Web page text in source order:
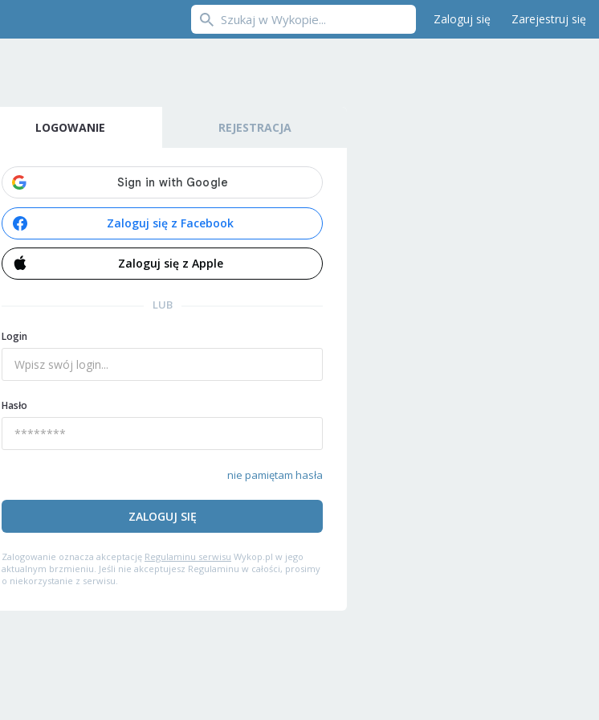
Zaloguj się Zarejestruj się
LOGOWANIE REJESTRACJA
Zaloguj się z Facebook
Zaloguj się z Apple
LUB
Login
Hasło
nie pamiętam hasła
ZALOGUJ SIĘ
Zalogowanie oznacza akceptację Regulaminu serwisu Wykop.pl w jego
aktualnym brzmieniu. Jeśli nie akceptujesz Regulaminu w całości, prosimy
o niekorzystanie z serwisu.